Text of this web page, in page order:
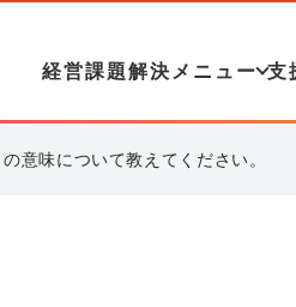
経営課題解決メニュー 支
意味について教えてください。